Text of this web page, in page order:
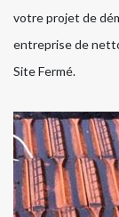
votre projet de
entreprise de
Site Fermé.